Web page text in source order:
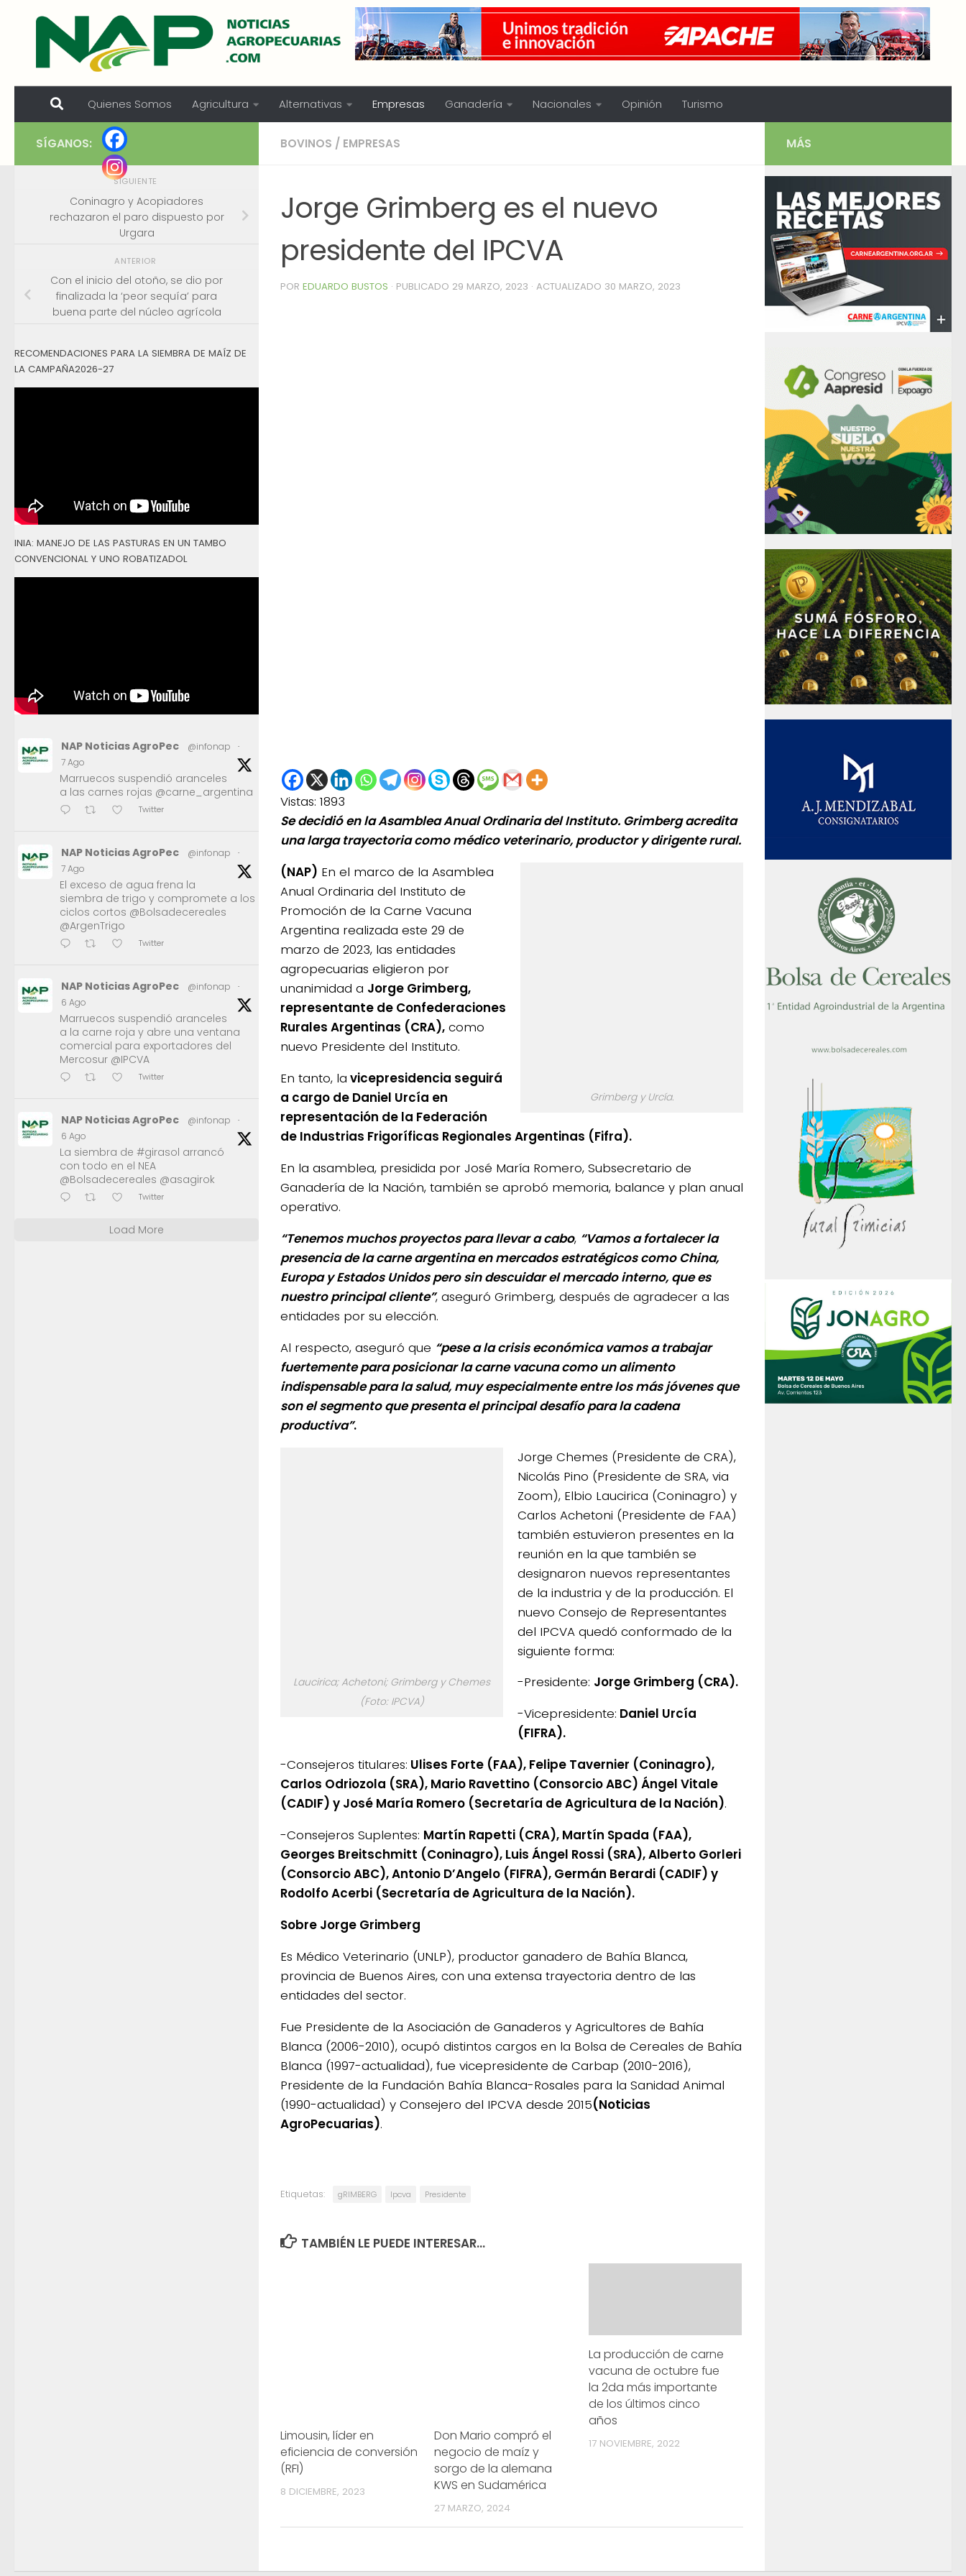
Skip to content
Quienes Somos Agricultura Alternativas Empresas Ganadería Nacionales Opinión Turismo
BOVINOS / EMPRESAS
Jorge Grimberg es el nuevo
presidente del IPCVA
POR EDUARDO BUSTOS · PUBLICADO 29 MARZO, 2023 · ACTUALIZADO 30 MARZO, 2023
Vistas: 1893
Se decidió en la Asamblea Anual Ordinaria del Instituto. Grimberg acredita
una larga trayectoria como médico veterinario, productor y dirigente rural.
Grimberg y Urcía.
(NAP) En el marco de la Asamblea
Anual Ordinaria del Instituto de
Promoción de la Carne Vacuna
Argentina realizada este 29 de
marzo de 2023, las entidades
agropecuarias eligieron por
unanimidad a Jorge Grimberg,
representante de Confederaciones
Rurales Argentinas (CRA), como
nuevo Presidente del Instituto.
En tanto, la vicepresidencia seguirá
a cargo de Daniel Urcía en
representación de la Federación
de Industrias Frigoríficas Regionales Argentinas (Fifra).
En la asamblea, presidida por José María Romero, Subsecretario de
Ganadería de la Nación, también se aprobó memoria, balance y plan anual
operativo.
“Tenemos muchos proyectos para llevar a cabo, “Vamos a fortalecer la
presencia de la carne argentina en mercados estratégicos como China,
Europa y Estados Unidos pero sin descuidar el mercado interno, que es
nuestro principal cliente”, aseguró Grimberg, después de agradecer a las
entidades por su elección.
Al respecto, aseguró que “pese a la crisis económica vamos a trabajar
fuertemente para posicionar la carne vacuna como un alimento
indispensable para la salud, muy especialmente entre los más jóvenes que
son el segmento que presenta el principal desafío para la cadena
productiva”.
Laucirica; Achetoni; Grimberg y Chemes
(Foto: IPCVA)
Jorge Chemes (Presidente de CRA),
Nicolás Pino (Presidente de SRA, via
Zoom), Elbio Laucirica (Coninagro) y
Carlos Achetoni (Presidente de FAA)
también estuvieron presentes en la
reunión en la que también se
designaron nuevos representantes
de la industria y de la producción. El
nuevo Consejo de Representantes
del IPCVA quedó conformado de la
siguiente forma:
-Presidente: Jorge Grimberg (CRA).
-Vicepresidente: Daniel Urcía
(FIFRA).
-Consejeros titulares: Ulises Forte (FAA), Felipe Tavernier (Coninagro),
Carlos Odriozola (SRA), Mario Ravettino (Consorcio ABC) Ángel Vitale
(CADIF) y José María Romero (Secretaría de Agricultura de la Nación).
-Consejeros Suplentes: Martín Rapetti (CRA), Martín Spada (FAA),
Georges Breitschmitt (Coninagro), Luis Ángel Rossi (SRA), Alberto Gorleri
(Consorcio ABC), Antonio D’Angelo (FIFRA), Germán Berardi (CADIF) y
Rodolfo Acerbi (Secretaría de Agricultura de la Nación).
Sobre Jorge Grimberg
Es Médico Veterinario (UNLP), productor ganadero de Bahía Blanca,
provincia de Buenos Aires, con una extensa trayectoria dentro de las
entidades del sector.
Fue Presidente de la Asociación de Ganaderos y Agricultores de Bahía
Blanca (2006-2010), ocupó distintos cargos en la Bolsa de Cereales de Bahía
Blanca (1997-actualidad), fue vicepresidente de Carbap (2010-2016),
Presidente de la Fundación Bahía Blanca-Rosales para la Sanidad Animal
(1990-actualidad) y Consejero del IPCVA desde 2015(Noticias
AgroPecuarias).
Etiquetas: gRIMBERG Ipcva Presidente
TAMBIÉN LE PUEDE INTERESAR...
Limousin, líder en
eficiencia de conversión
(RFI)
8 DICIEMBRE, 2023
Don Mario compró el
negocio de maíz y
sorgo de la alemana
KWS en Sudamérica
27 MARZO, 2024
La producción de carne
vacuna de octubre fue
la 2da más importante
de los últimos cinco
años
17 NOVIEMBRE, 2022
SÍGANOS:
SIGUIENTE
Coninagro y Acopiadores
rechazaron el paro dispuesto por
Urgara
ANTERIOR
Con el inicio del otoño, se dio por
finalizada la ‘peor sequía’ para
buena parte del núcleo agrícola
RECOMENDACIONES PARA LA SIEMBRA DE MAÍZ DE
LA CAMPAÑA2026-27
INIA: MANEJO DE LAS PASTURAS EN UN TAMBO
CONVENCIONAL Y UNO ROBATIZADOL
NAP Noticias AgroPec @infonap
·
7 Ago
Marruecos suspendió aranceles
a las carnes rojas @carne_argentina
Twitter
NAP Noticias AgroPec @infonap
·
7 Ago
El exceso de agua frena la
siembra de trigo y compromete a los
ciclos cortos @Bolsadecereales
@ArgenTrigo
Twitter
NAP Noticias AgroPec @infonap
·
6 Ago
Marruecos suspendió aranceles
a la carne roja y abre una ventana
comercial para exportadores del
Mercosur @IPCVA
Twitter
NAP Noticias AgroPec @infonap
·
6 Ago
La siembra de #girasol arrancó
con todo en el NEA
@Bolsadecereales @asagirok
Twitter
Load More
MÁS